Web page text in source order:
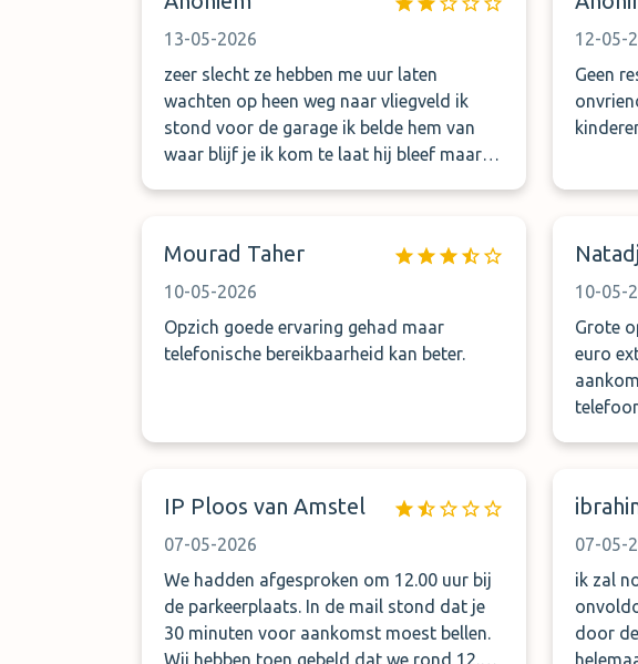
wir durften unser Gepäck selber einladen ,
dann sagte er , ihr Auto eure geklaut , ich
fahre sie jetzt zur Polizei. Verkehrsregeln
habt es für diesen Fahrer nicht . 2
Vollbremsungen , weil er während der
Fahrt telefonierte. Einfach nur kriminell.
daher
einer
Mann
regeln.
rein,
kann ja
13-05-2026
zeer slecht ze hebben me uur laten
wachten op heen weg naar vliegveld ik
stond voor de garage ik belde hem van
waar blijf je ik kom te laat hij bleef maar
online toen hij me bracht pakte hij ook
nog eens 25 euro van mij op terug weg
gegaan ik heb daar 2 en half uur gewacht
hij kon me auto sleutels niet vinden we
in me leven gezien nooit meer daar voor
12-05-
Geen
onvriendelijk
Mourad Taher
10-05-2026
Opzich goede ervaring gehad maar
telefonische bereikbaarheid kan beter.
10-05-
Grote
euro
krijgen
kregen
niks
ik
IP Ploos van Amstel
07-05-2026
We hadden afgesproken om 12.00 uur bij
de parkeerplaats. In de mail stond dat je
30 minuten voor aankomst moest bellen.
Wij hebben toen gebeld dat we rond 12.10
07-05-
ik zal
door